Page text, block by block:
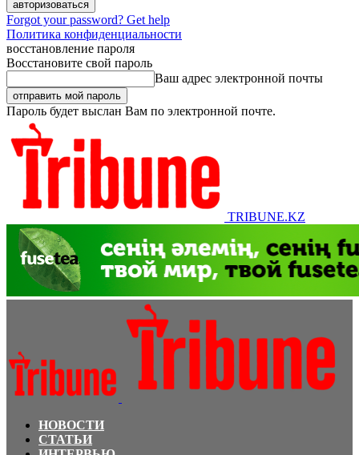
Forgot your password? Get help
Политика конфиденциальности
восстановление пароля
Восстановите свой пароль
Ваш адрес электронной почты
Пароль будет выслан Вам по электронной почте.
TRIBUNE.KZ
НОВОСТИ
СТАТЬИ